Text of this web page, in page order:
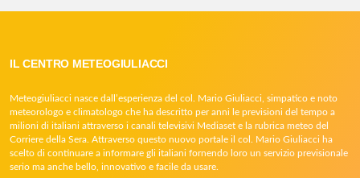
IL CENTRO METEOGIULIACCI
Meteogiuliacci nasce dall’esperienza del col. Mario Giuliacci, simpatico e noto
meteorologo e climatologo che ha descritto per anni le previsioni del tempo a
milioni di italiani attraverso i canali televisivi Mediaset e la rubrica meteo del
Corriere della Sera. Attraverso questo nuovo portale il col. Mario Giuliacci ha
scelto di continuare a informare gli italiani fornendo loro un servizio previsionale
serio ma anche bello, innovativo e facile da usare.